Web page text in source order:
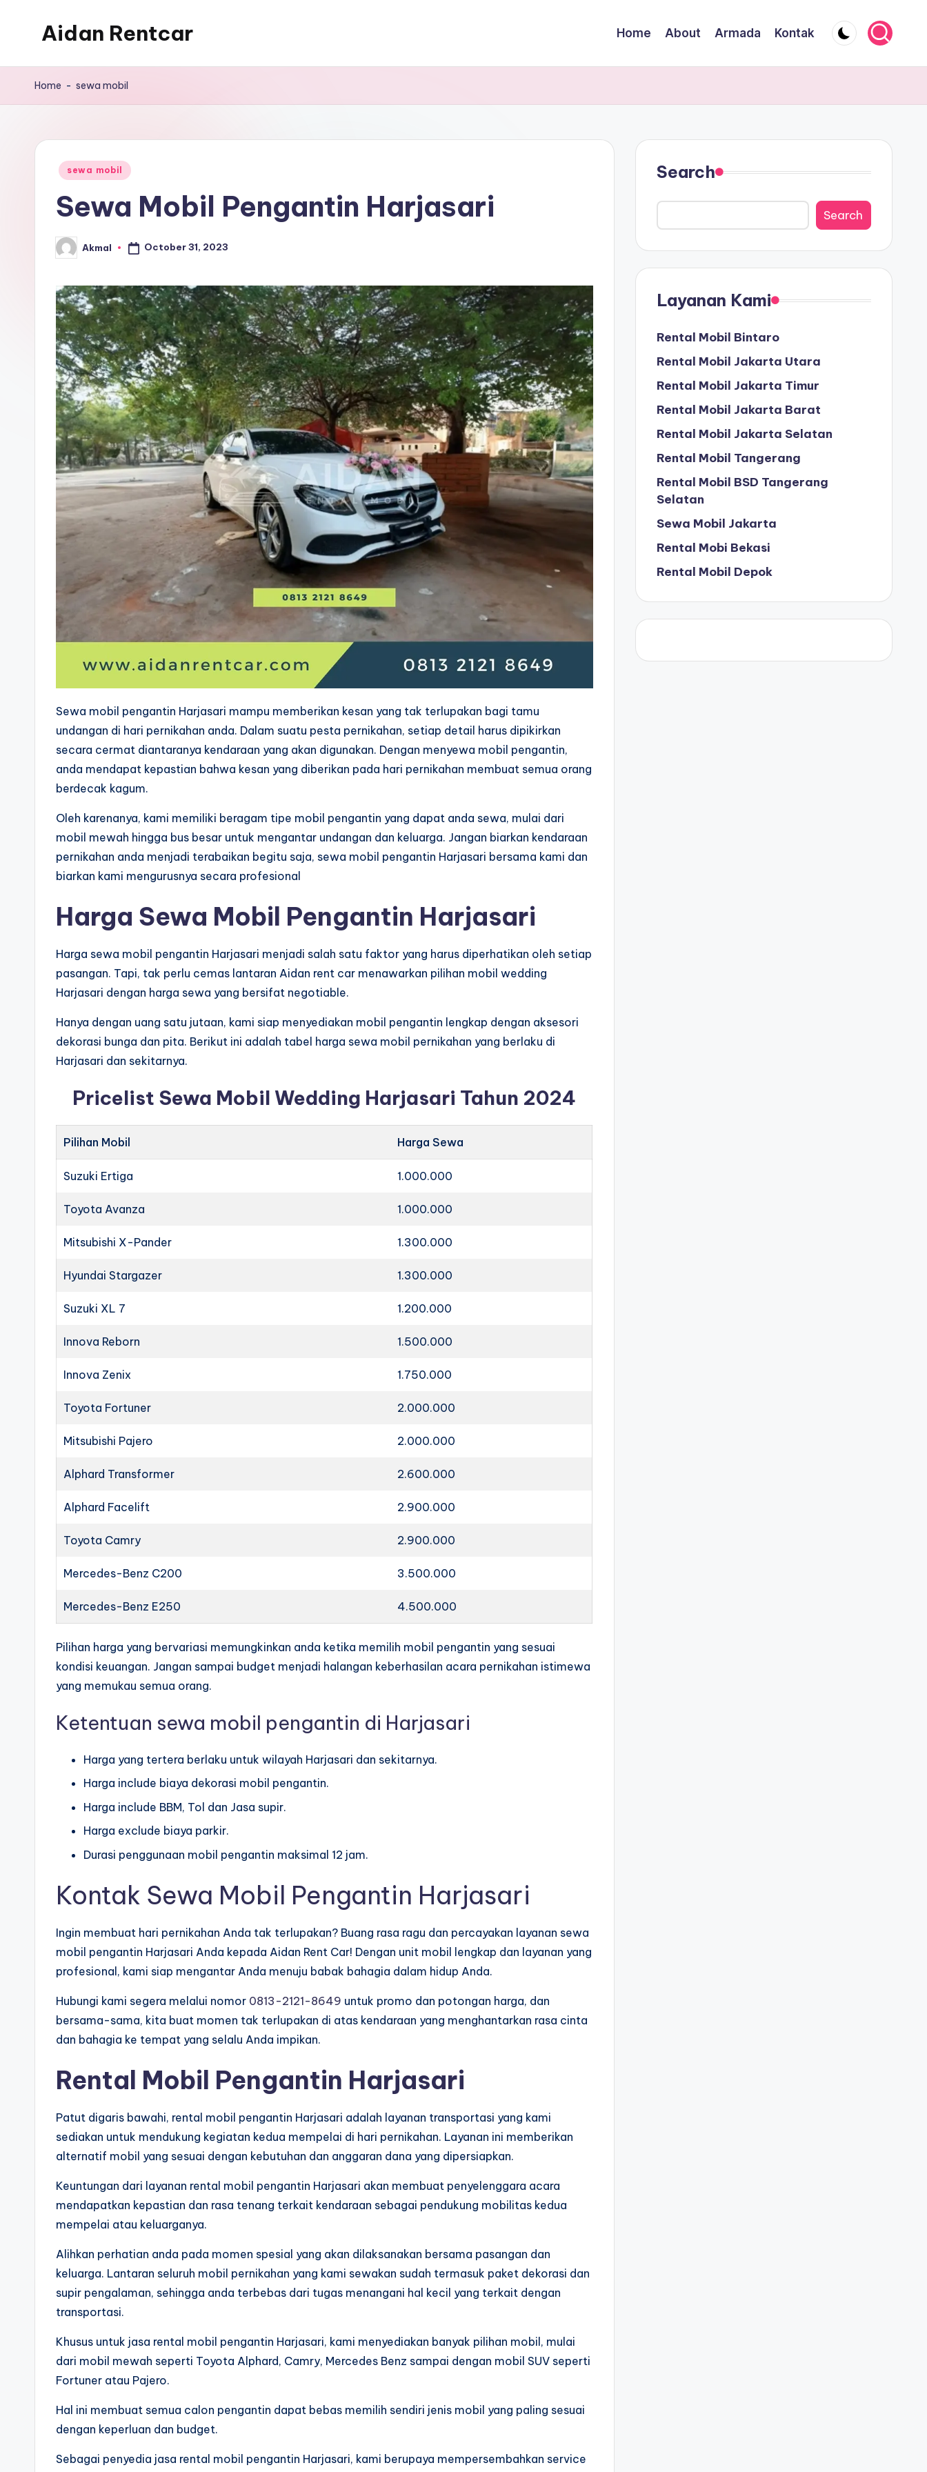
Aidan Rentcar
Mobil
Home About Armada Kontak
Home - sewa mobil
Posted
sewa mobil
Sewa Mobil Pengantin Harjasari
Posted
by
Akmal October 31, 2023
Sewa mobil pengantin Harjasari mampu memberikan kesan yang tak terlupakan bagi tamu
undangan di hari pernikahan anda. Dalam suatu pesta pernikahan, setiap detail harus dipikirkan
secara cermat diantaranya kendaraan yang akan digunakan. Dengan menyewa mobil pengantin,
anda mendapat kepastian bahwa kesan yang diberikan pada hari pernikahan membuat semua orang
berdecak kagum.
Oleh karenanya, kami memiliki beragam tipe mobil pengantin yang dapat anda sewa, mulai dari
mobil mewah hingga bus besar untuk mengantar undangan dan keluarga. Jangan biarkan kendaraan
pernikahan anda menjadi terabaikan begitu saja, sewa mobil pengantin Harjasari bersama kami dan
biarkan kami mengurusnya secara profesional
Harga Sewa Mobil Pengantin Harjasari
Harga sewa mobil pengantin Harjasari menjadi salah satu faktor yang harus diperhatikan oleh setiap
pasangan. Tapi, tak perlu cemas lantaran Aidan rent car menawarkan pilihan mobil wedding
Harjasari dengan harga sewa yang bersifat negotiable.
Hanya dengan uang satu jutaan, kami siap menyediakan mobil pengantin lengkap dengan aksesori
dekorasi bunga dan pita. Berikut ini adalah tabel harga sewa mobil pernikahan yang berlaku di
Harjasari dan sekitarnya.
Pricelist Sewa Mobil Wedding Harjasari Tahun 2024
Pilihan Mobil Harga Sewa
Suzuki Ertiga 1.000.000
Toyota Avanza 1.000.000
Mitsubishi X-Pander 1.300.000
Hyundai Stargazer 1.300.000
Suzuki XL 7 1.200.000
Innova Reborn 1.500.000
Innova Zenix 1.750.000
Toyota Fortuner 2.000.000
Mitsubishi Pajero 2.000.000
Alphard Transformer 2.600.000
Alphard Facelift 2.900.000
Toyota Camry 2.900.000
Mercedes-Benz C200 3.500.000
Mercedes-Benz E250 4.500.000
Pilihan harga yang bervariasi memungkinkan anda ketika memilih mobil pengantin yang sesuai
kondisi keuangan. Jangan sampai budget menjadi halangan keberhasilan acara pernikahan istimewa
yang memukau semua orang.
Ketentuan sewa mobil pengantin di Harjasari
Harga yang tertera berlaku untuk wilayah Harjasari dan sekitarnya.
Harga include biaya dekorasi mobil pengantin.
Harga include BBM, Tol dan Jasa supir.
Harga exclude biaya parkir.
Durasi penggunaan mobil pengantin maksimal 12 jam.
Kontak Sewa Mobil Pengantin Harjasari
Ingin membuat hari pernikahan Anda tak terlupakan? Buang rasa ragu dan percayakan layanan sewa
mobil pengantin Harjasari Anda kepada Aidan Rent Car! Dengan unit mobil lengkap dan layanan yang
profesional, kami siap mengantar Anda menuju babak bahagia dalam hidup Anda.
Hubungi kami segera melalui nomor 0813-2121-8649 untuk promo dan potongan harga, dan
bersama-sama, kita buat momen tak terlupakan di atas kendaraan yang menghantarkan rasa cinta
dan bahagia ke tempat yang selalu Anda impikan.
Rental Mobil Pengantin Harjasari
Patut digaris bawahi, rental mobil pengantin Harjasari adalah layanan transportasi yang kami
sediakan untuk mendukung kegiatan kedua mempelai di hari pernikahan. Layanan ini memberikan
alternatif mobil yang sesuai dengan kebutuhan dan anggaran dana yang dipersiapkan.
Keuntungan dari layanan rental mobil pengantin Harjasari akan membuat penyelenggara acara
mendapatkan kepastian dan rasa tenang terkait kendaraan sebagai pendukung mobilitas kedua
mempelai atau keluarganya.
Alihkan perhatian anda pada momen spesial yang akan dilaksanakan bersama pasangan dan
keluarga. Lantaran seluruh mobil pernikahan yang kami sewakan sudah termasuk paket dekorasi dan
supir pengalaman, sehingga anda terbebas dari tugas menangani hal kecil yang terkait dengan
transportasi.
Khusus untuk jasa rental mobil pengantin Harjasari, kami menyediakan banyak pilihan mobil, mulai
dari mobil mewah seperti Toyota Alphard, Camry, Mercedes Benz sampai dengan mobil SUV seperti
Fortuner atau Pajero.
Hal ini membuat semua calon pengantin dapat bebas memilih sendiri jenis mobil yang paling sesuai
dengan keperluan dan budget.
Sebagai penyedia jasa rental mobil pengantin Harjasari, kami berupaya mempersembahkan service
Search
Search
Layanan Kami
Rental Mobil Bintaro
Rental Mobil Jakarta Utara
Rental Mobil Jakarta Timur
Rental Mobil Jakarta Barat
Rental Mobil Jakarta Selatan
Rental Mobil Tangerang
Rental Mobil BSD Tangerang
Selatan
Sewa Mobil Jakarta
Rental Mobi Bekasi
Rental Mobil Depok